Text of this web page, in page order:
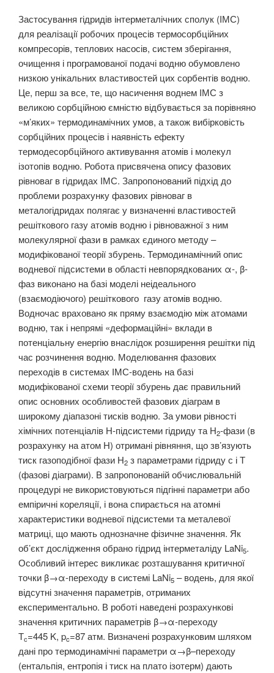
Застосування гідридів інтерметалічних сполук (ІМС)
для реалізації робочих процесів термосорбційних
компресорів, теплових насосів, систем зберігання,
очищення і програмованої подачі водню обумовлено
низкою унікальних властивостей цих сорбентів водню.
Це, перш за все, те, що насичення воднем ІМС з
великою сорбційною ємністю відбувається за порівняно
«м’яких» термодинамічних умов, а також вибірковість
сорбційних процесів і наявність ефекту
термодесорбційного активування атомів і молекул
ізотопів водню. Робота присвячена опису фазових
рівноваг в гідридах ІМС. Запропонований підхід до
проблеми розрахунку фазових рівноваг в
металогідридах полягає у визначенні властивостей
решіткового газу атомів водню і рівноважної з ним
молекулярної фази в рамках єдиного методу –
модифікованої теорії збурень. Термодинамічний опис
водневої підсистеми в області невпорядкованих α-, β-
фаз виконано на базі моделі неідеального
(взаємодіючого) решіткового газу атомів водню.
Водночас враховано як пряму взаємодію між атомами
водню, так і непрямі «деформаційні» вклади в
потенціальну енергію внаслідок розширення решітки під
час розчинення водню. Моделювання фазових
переходів в системах ІМС-водень на базі
модифікованої схеми теорії збурень дає правильний
опис основних особливостей фазових діаграм в
широкому діапазоні тисків водню. За умови рівності
хімічних потенціалів Н-підсистеми гідриду та Н2-фази (в
розрахунку на атом Н) отримані рівняння, що зв’язують
тиск газоподібної фази Н2 з параметрами гідриду с і Т
(фазові діаграми). В запропонованій обчислювальній
процедурі не використовуються підгінні параметри або
емпіричні кореляції, і вона спирається на атомні
характеристики водневої підсистеми та металевої
матриці, що мають однозначне фізичне значення. Як
об’єкт дослідження обрано гідрид інтерметаліду LaNi5.
Особливий інтерес викликає розташування критичної
точки β→α-переходу в системі LaNi5 – водень, для якої
відсутні значення параметрів, отриманих
експериментально. В роботі наведені розрахункові
значення критичних параметрів β→α-переходу
Тс=445 K, pc=87 атм. Визначені розрахунковим шляхом
дані про термодинамічні параметри α→β–переходу
(ентальпія, ентропія і тиск на плато ізотерм) дають